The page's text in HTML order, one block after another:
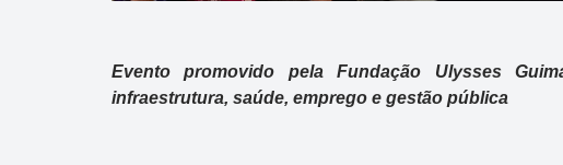
Evento promovido pela Fundação Ulysses
infraestrutura, saúde, emprego e gestão pública